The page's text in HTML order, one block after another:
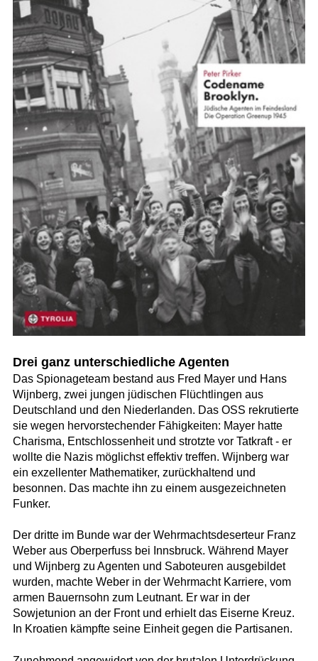
Drei ganz unterschiedliche Agenten
Das Spionageteam bestand aus Fred Mayer und Hans
Wijnberg, zwei jungen jüdischen Flüchtlingen aus
Deutschland und den Niederlanden. Das OSS rekrutierte
sie wegen hervorstechender Fähigkeiten: Mayer hatte
Charisma, Entschlossenheit und strotzte vor Tatkraft - er
wollte die Nazis möglichst effektiv treffen. Wijnberg war
ein exzellenter Mathematiker, zurückhaltend und
besonnen. Das machte ihn zu einem ausgezeichneten
Funker.
Der dritte im Bunde war der Wehrmachtsdeserteur Franz
Weber aus Oberperfuss bei Innsbruck. Während Mayer
und Wijnberg zu Agenten und Saboteuren ausgebildet
wurden, machte Weber in der Wehrmacht Karriere, vom
armen Bauernsohn zum Leutnant. Er war in der
Sowjetunion an der Front und erhielt das Eiserne Kreuz.
In Kroatien kämpfte seine Einheit gegen die Partisanen.